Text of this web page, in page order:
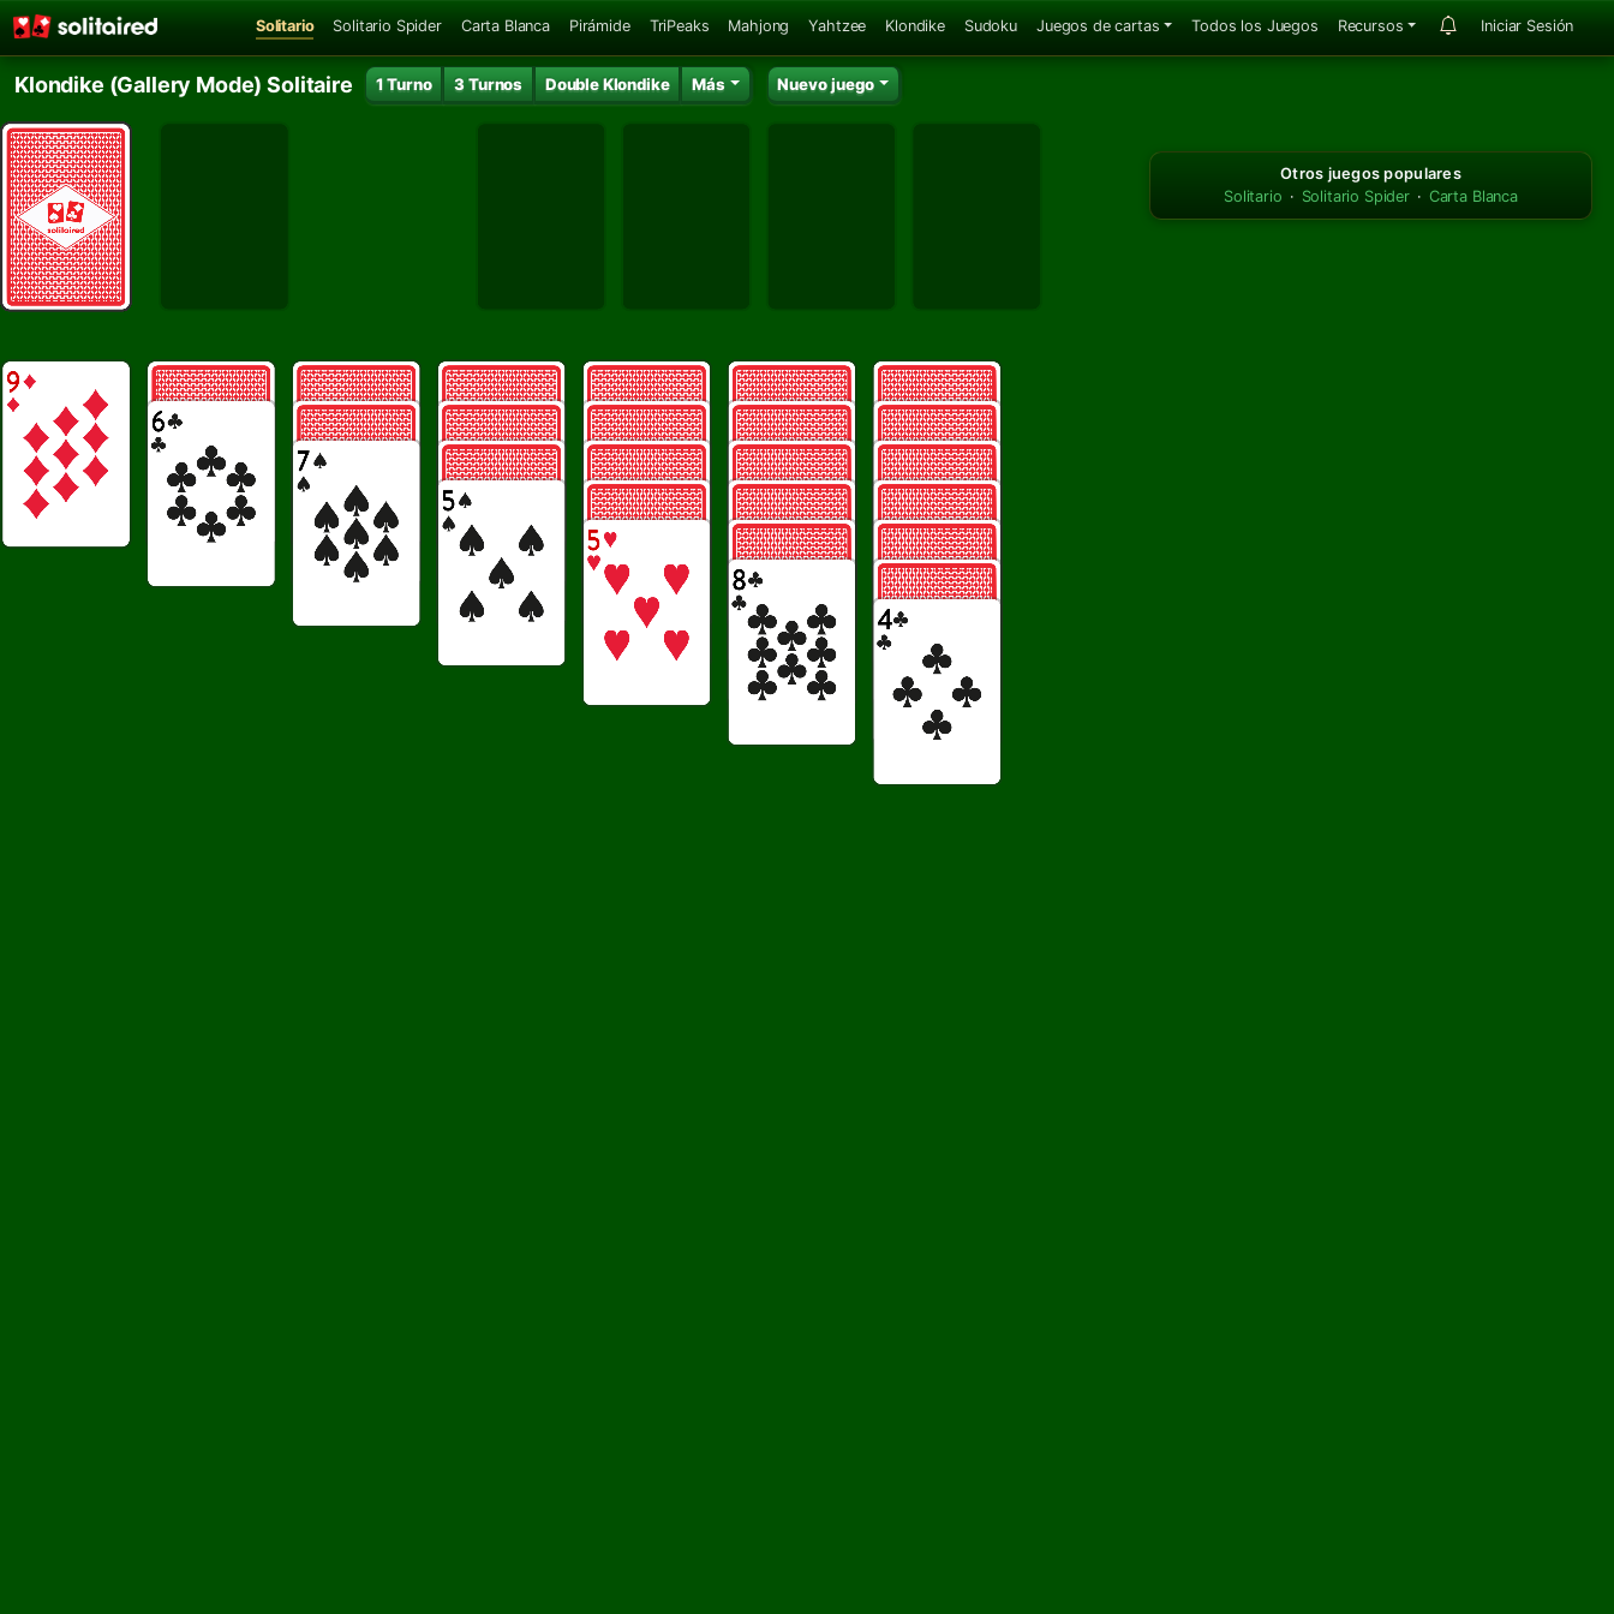
Solitario Solitario Spider Carta Blanca Pirámide TriPeaks Mahjong Yahtzee Klondike Sudoku Juegos de cartas Todos los Juegos Recursos Iniciar Sesión
Klondike (Gallery Mode) Solitaire 1 Turno 3 Turnos Double Klondike Más Nuevo juego
Otros juegos populares
Solitario · Solitario Spider · Carta Blanca